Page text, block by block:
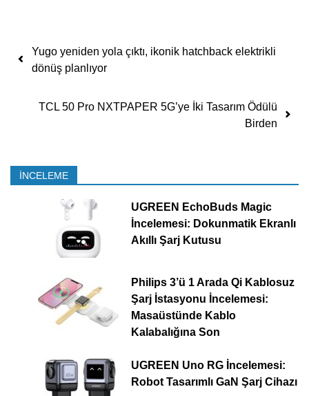
Yazı dolaşımı
Yugo yeniden yola çıktı, ikonik hatchback elektrikli
dönüş planlıyor
TCL 50 Pro NXTPAPER 5G’ye İki Tasarım Ödülü
Birden
İNCELEME
UGREEN EchoBuds Magic
İncelemesi: Dokunmatik Ekranlı
Akıllı Şarj Kutusu
Philips 3’ü 1 Arada Qi Kablosuz
Şarj İstasyonu İncelemesi:
Masaüstünde Kablo
Kalabalığına Son
UGREEN Uno RG İncelemesi:
Robot Tasarımlı GaN Şarj Cihazı